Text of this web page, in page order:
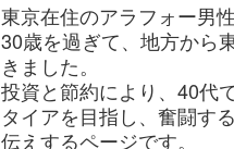
東京在住のアラフォー男性
30歳を過ぎて、地方から
きました。
投資と節約により、40代
タイアを目指し、奮闘す
伝えするページです。